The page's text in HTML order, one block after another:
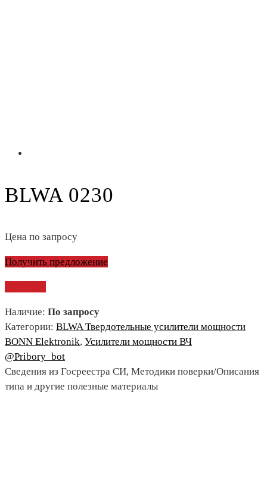
BLWA 0230
Цена по запросу
Получить предложение
Наличие: По запросу
Категории: BLWA Твердотельные усилители мощности
BONN Elektronik, Усилители мощности ВЧ
@Pribory_bot
Сведения из Госреестра СИ, Методики поверки/Описания
типа и другие полезные материалы